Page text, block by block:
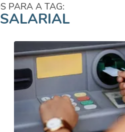
PARA A TAG: